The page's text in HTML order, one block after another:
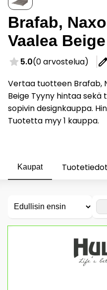
Brafab,
Vaalea
5.0(0 arvostelua)
Vertaa tuotteen Brafab,
Beige Tyyny hintaa sekä
sopivin designkauppa.
Tuotetta myy 1 kauppa.
Kaupat Tuotetiedot